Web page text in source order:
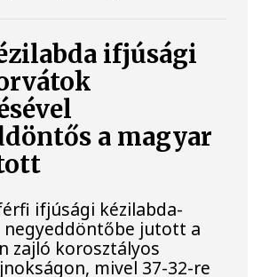
ifjúsági
a magyar
ifjúsági kézilabda-
jutott a
zajló korosztályos
mivel 37-32-re